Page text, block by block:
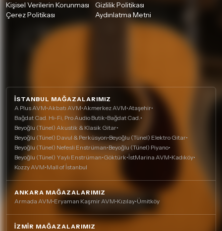
Kişisel Verilerin Korunması
Gizlilik Politikası
Çerez Politikası
Aydınlatma Metni
İSTANBUL MAĞAZALARIMIZ
A Plus AVM•Akbatı AVM•Akmerkez AVM•Ataşehir•
Bağdat Cad. Hi-Fi, Pro Audio Butik•Bağdat Cad.•
Beyoğlu (Tünel) Akustik & Klasik Gitar•
Beyoğlu (Tünel) Davul & Perküsyon•Beyoğlu (Tünel) Elektro Gitar•
Beyoğlu (Tünel) Nefesli Enstrüman•Beyoğlu (Tünel) Piyano•
Beyoğlu (Tünel) Yaylı Enstrüman•Göktürk•İstMarina AVM•Kadıköy•
Kozzy AVM•Mall of İstanbul
ANKARA MAĞAZALARIMIZ
Armada AVM•Eryaman Kaşmir AVM•Kızılay•Ümitköy
İZMIR MAĞAZALARIMIZ